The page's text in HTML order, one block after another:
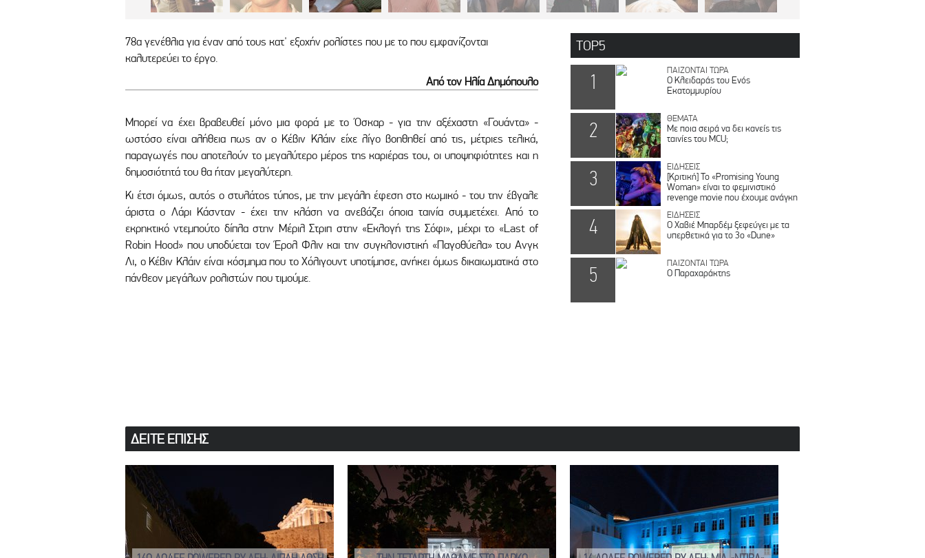
78α γενέθλια για έναν από τους κατ' εξοχήν ρολίστες που με το που εμφανίζονται
καλυτερεύει το έργο.
Από τον Ηλία Δημόπουλο
Μπορεί να έχει βραβευθεί μόνο μια φορά με το Όσκαρ - για την αξέχαστη «Γουάντα» -
ωστόσο είναι αλήθεια πως αν ο Κέβιν Κλάιν είχε λίγο βοηθηθεί από τις, μέτριες τελικά,
παραγωγές που αποτελούν το μεγαλύτερο μέρος της καριέρας του, οι υποψηφιότητες και η
δημοσιότητά του θα ήταν μεγαλύτερη.
Κι έτσι όμως, αυτός ο στυλάτος τύπος, με την μεγάλη έφεση στο κωμικό - του την έβγαλε
άριστα ο Λάρι Κάσνταν - έχει την κλάση να ανεβάζει όποια ταινία συμμετέχει. Από το
εκρηκτικό ντεμπούτο δίπλα στην Μέριλ Στριπ στην «Εκλογή της Σόφι», μέχρι το «Last of
Robin Hood» που υποδύεται τον Έρολ Φλιν και την συγκλονιστική «Παγοθύελα» του Ανγκ
Λι, ο Κέβιν Κλάιν είναι κόσμημα που το Χόλιγουντ υποτίμησε, ανήκει όμως δικαιωματικά στο
πάνθεον μεγάλων ρολιστών που τιμούμε.
TOP5
1
ΠΑΙΖΟΝΤΑΙ ΤΩΡΑ
Ο Κλειδαράς του Ενός
Εκατομμυρίου
2
ΘΕΜΑΤΑ
Με ποια σειρά να δει κανείς τις
ταινίες του MCU;
3
ΕΙΔΗΣΕΙΣ
[Κριτική] Το «Promising Young
Woman» είναι το φεμινιστικό
revenge movie που έχουμε ανάγκη
4
ΕΙΔΗΣΕΙΣ
O Χαβιέ Μπαρδέμ ξεφεύγει με τα
υπερθετικά για το 3ο «Dune»
5
ΠΑΙΖΟΝΤΑΙ ΤΩΡΑ
Ο Παραχαράκτης
ΔΕΙΤΕ ΕΠΙΣΗΣ